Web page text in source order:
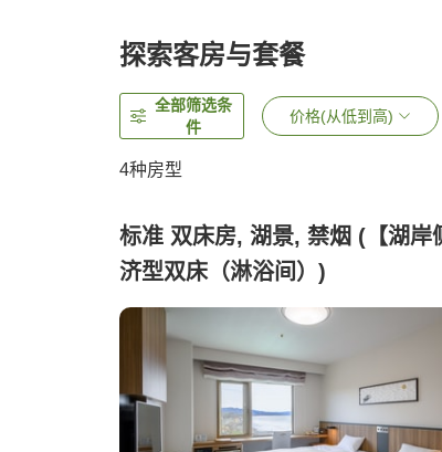
探索客房与套餐
全部筛选条
件
价格(从低到高)
4种房型
标准 双床房, 湖景, 禁烟 (【湖岸
济型双床（淋浴间）)